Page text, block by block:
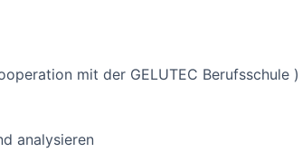
mit der GELUTEC Berufsschule
analysieren